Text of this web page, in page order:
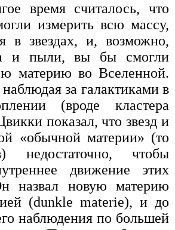
время считалось, что
измерить всю массу,
в звездах, и, возможно,
и пыли, вы бы смогли
материю во Вселенной.
за галактиками в
(вроде кластера
показал, что звезд и
«обычной материи» (то
недостаточно, чтобы
движение этих
назвал новую материю
(dunkle materie), и до
наблюдения по большей